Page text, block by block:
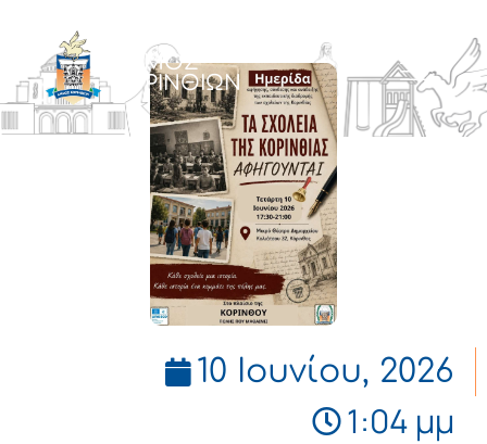
ΔΗΜΟΣ
ΚΟΡΙΝΘΙΩΝ
10 Ιουνίου, 2026
1:04 μμ